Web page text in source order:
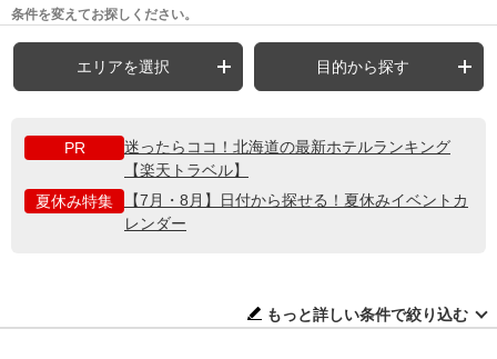
条件を変えてお探しください。
エリアを選択 目的から探す
PR
迷ったらココ！北海道の最新ホテルランキング
【楽天トラベル】
夏休み特集
【7月・8月】日付から探せる！夏休みイベントカ
レンダー
もっと詳しい条件で絞り込む